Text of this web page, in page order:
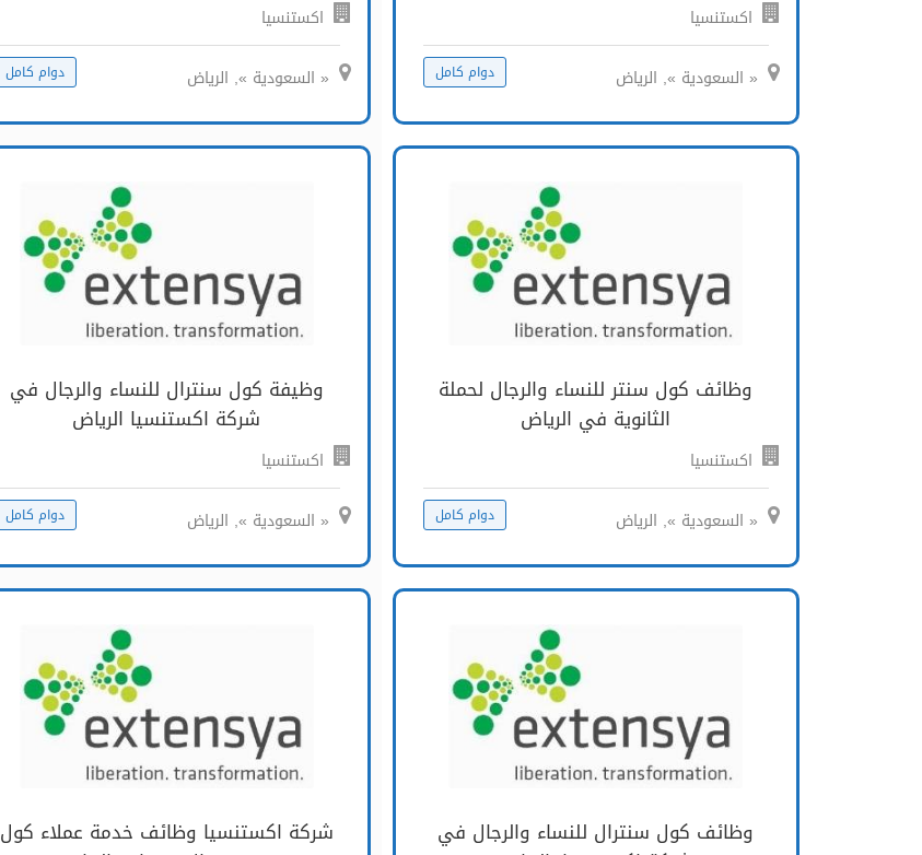
اكستنسيا
« السعودية », الرياض دوام كامل
اكستنسيا
« السعودية », الرياض دوام كامل
وظائف كول سنتر للنساء والرجال لحملة
الثانوية في الرياض
اكستنسيا
« السعودية », الرياض دوام كامل
وظيفة كول سنترال للنساء والرجال في
شركة اكستنسيا الرياض
اكستنسيا
« السعودية », الرياض دوام كامل
وظائف كول سنترال للنساء والرجال في
شركة اكستنسيا وظائف خدمة عملاء كول